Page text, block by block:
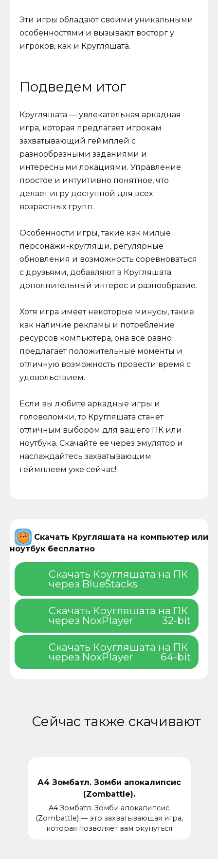
Эти игры обладают своими уникальными
особенностями и вызывают восторг у
игроков, как и Кругляшата.
Подведем итог
Кругляшата — увлекательная аркадная
игра, которая предлагает игрокам
захватывающий геймплей с
разнообразными заданиями и
интересными локациями. Управление
простое и интуитивно понятное, что
делает игру доступной для всех
возрастных групп.
Особенности игры, такие как милые
персонажи-кругляши, регулярные
обновления и возможность соревноваться
с друзьями, добавляют в Кругляшата
дополнительный интерес и разнообразие.
Хотя игра имеет некоторые минусы, такие
как наличие рекламы и потребление
ресурсов компьютера, она все равно
предлагает положительные моменты и
отличную возможность провести время с
удовольствием.
Если вы любите аркадные игры и
головоломки, то Кругляшата станет
отличным выбором для вашего ПК или
ноутбука. Скачайте ее через эмулятор и
наслаждайтесь захватывающим
геймплеем уже сейчас!
Скачать Кругляшата на компьютер или
ноутбук бесплатно
Скачать Кругляшата на ПК
через BlueStacks
Скачать Кругляшата на ПК
через NoxPlayer
32-bit
Скачать Кругляшата на ПК
через NoxPlayer
64-bit
Сейчас также скачивают
А4 Зомбатл. Зомби апокалипсис
(Zombattle).
A4 Зомбатл. Зомби апокалипсис
(Zombattle) — это захватывающая игра,
которая позволяет вам окунуться